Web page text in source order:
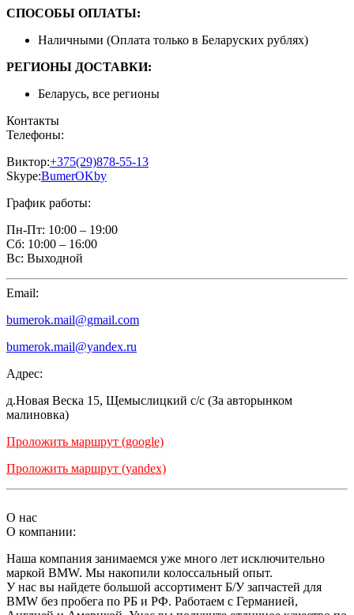
СПОСОБЫ ОПЛАТЫ:
Наличными (Оплата только в Беларуских рублях)
РЕГИОНЫ ДОСТАВКИ:
Беларусь, все регионы
Контакты
Телефоны:
Виктор:+375(29)878-55-13
Skype:BumerOKby
График работы:
Пн-Пт: 10:00 – 19:00
Сб: 10:00 – 16:00
Вс: Выходной
Email:
bumerok.mail@gmail.com
bumerok.mail@yandex.ru
Адрес:
д.Новая Веска 15, Щемыслицкий с/с (За авторынком
малиновка)
Проложить маршрут (google)
Проложить маршрут (yandex)
О нас
О компании:
Наша компания занимаемся уже много лет исключительно
маркой BMW. Мы накопили колоссальный опыт.
У нас вы найдете большой ассортимент Б/У запчастей для
BMW без пробега по РБ и РФ. Работаем с Германией,